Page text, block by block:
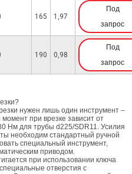
165 1,97
Под
запрос
190 0,98
Под
запрос
нужен лишь один инструмент –
при врезке зависит от
Нм для трубы d225/SDR11. Усилия
необходим стандартный ручной
специальный инструмент,
приводом.
при использовании ключа
отверстия с